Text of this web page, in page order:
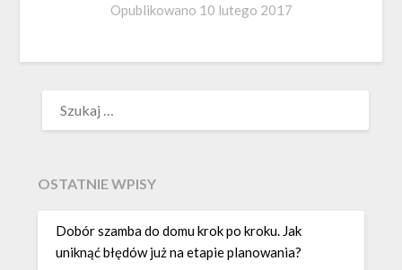
Opublikowano 10 lutego 2017
OSTATNIE WPISY
Dobór szamba do domu krok po kroku. Jak
uniknąć błędów już na etapie planowania?